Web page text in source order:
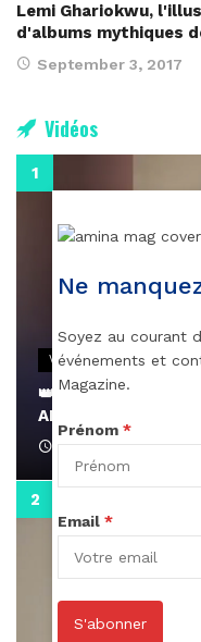
Lemi Ghariokwu,
d'albums mythiques
September 3, 2017
Vidéos
VIDEOS
👑 Remerciements
AMINA, le Magazine
April 1, 2022
Ne
Soyez au courant
événements et
Magazine.
Prénom *
Email *
S'abonner